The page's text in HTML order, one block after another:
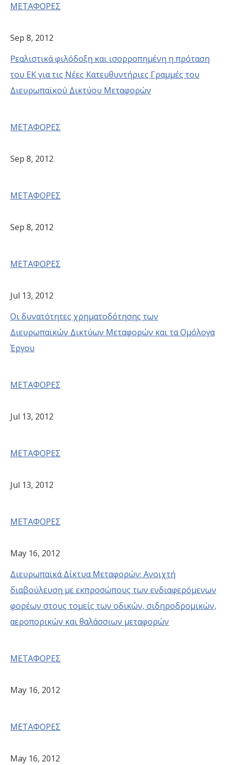
ΜΕΤΑΦΟΡΕΣ
Sep 8, 2012
Ρεαλιστικά φιλόδοξη και ισορροπημένη η πρόταση
του ΕΚ για τις Νέες Κατευθυντήριες Γραμμές του
Διευρωπαϊκού Δικτύου Μεταφορών
ΜΕΤΑΦΟΡΕΣ
Sep 8, 2012
ΜΕΤΑΦΟΡΕΣ
Sep 8, 2012
ΜΕΤΑΦΟΡΕΣ
Jul 13, 2012
Οι δυνατότητες χρηματοδότησης των
Διευρωπαϊκών Δικτύων Μεταφορών και τα Ομόλογα
Έργου
ΜΕΤΑΦΟΡΕΣ
Jul 13, 2012
ΜΕΤΑΦΟΡΕΣ
Jul 13, 2012
ΜΕΤΑΦΟΡΕΣ
May 16, 2012
Διευρωπαϊκά Δίκτυα Μεταφορών: Ανοιχτή
διαβούλευση με εκπροσώπους των ενδιαφερόμενων
φορέων στους τομείς των οδικών, σιδηροδρομικών,
αεροπορικών και θαλάσσιων μεταφορών
ΜΕΤΑΦΟΡΕΣ
May 16, 2012
ΜΕΤΑΦΟΡΕΣ
May 16, 2012